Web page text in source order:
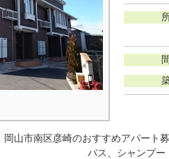
岡山市南区彦崎のおすすめアパート
バス、シャンプー